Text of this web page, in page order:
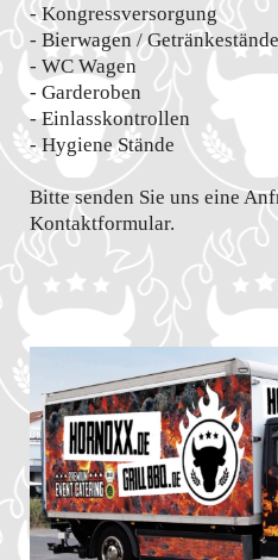
- Kongressversorgung
- Bierwagen / Getränkestände
- WC Wagen
- Garderoben
- Einlasskontrollen
- Hygiene Stände
Bitte senden Sie uns eine
Kontaktformular.